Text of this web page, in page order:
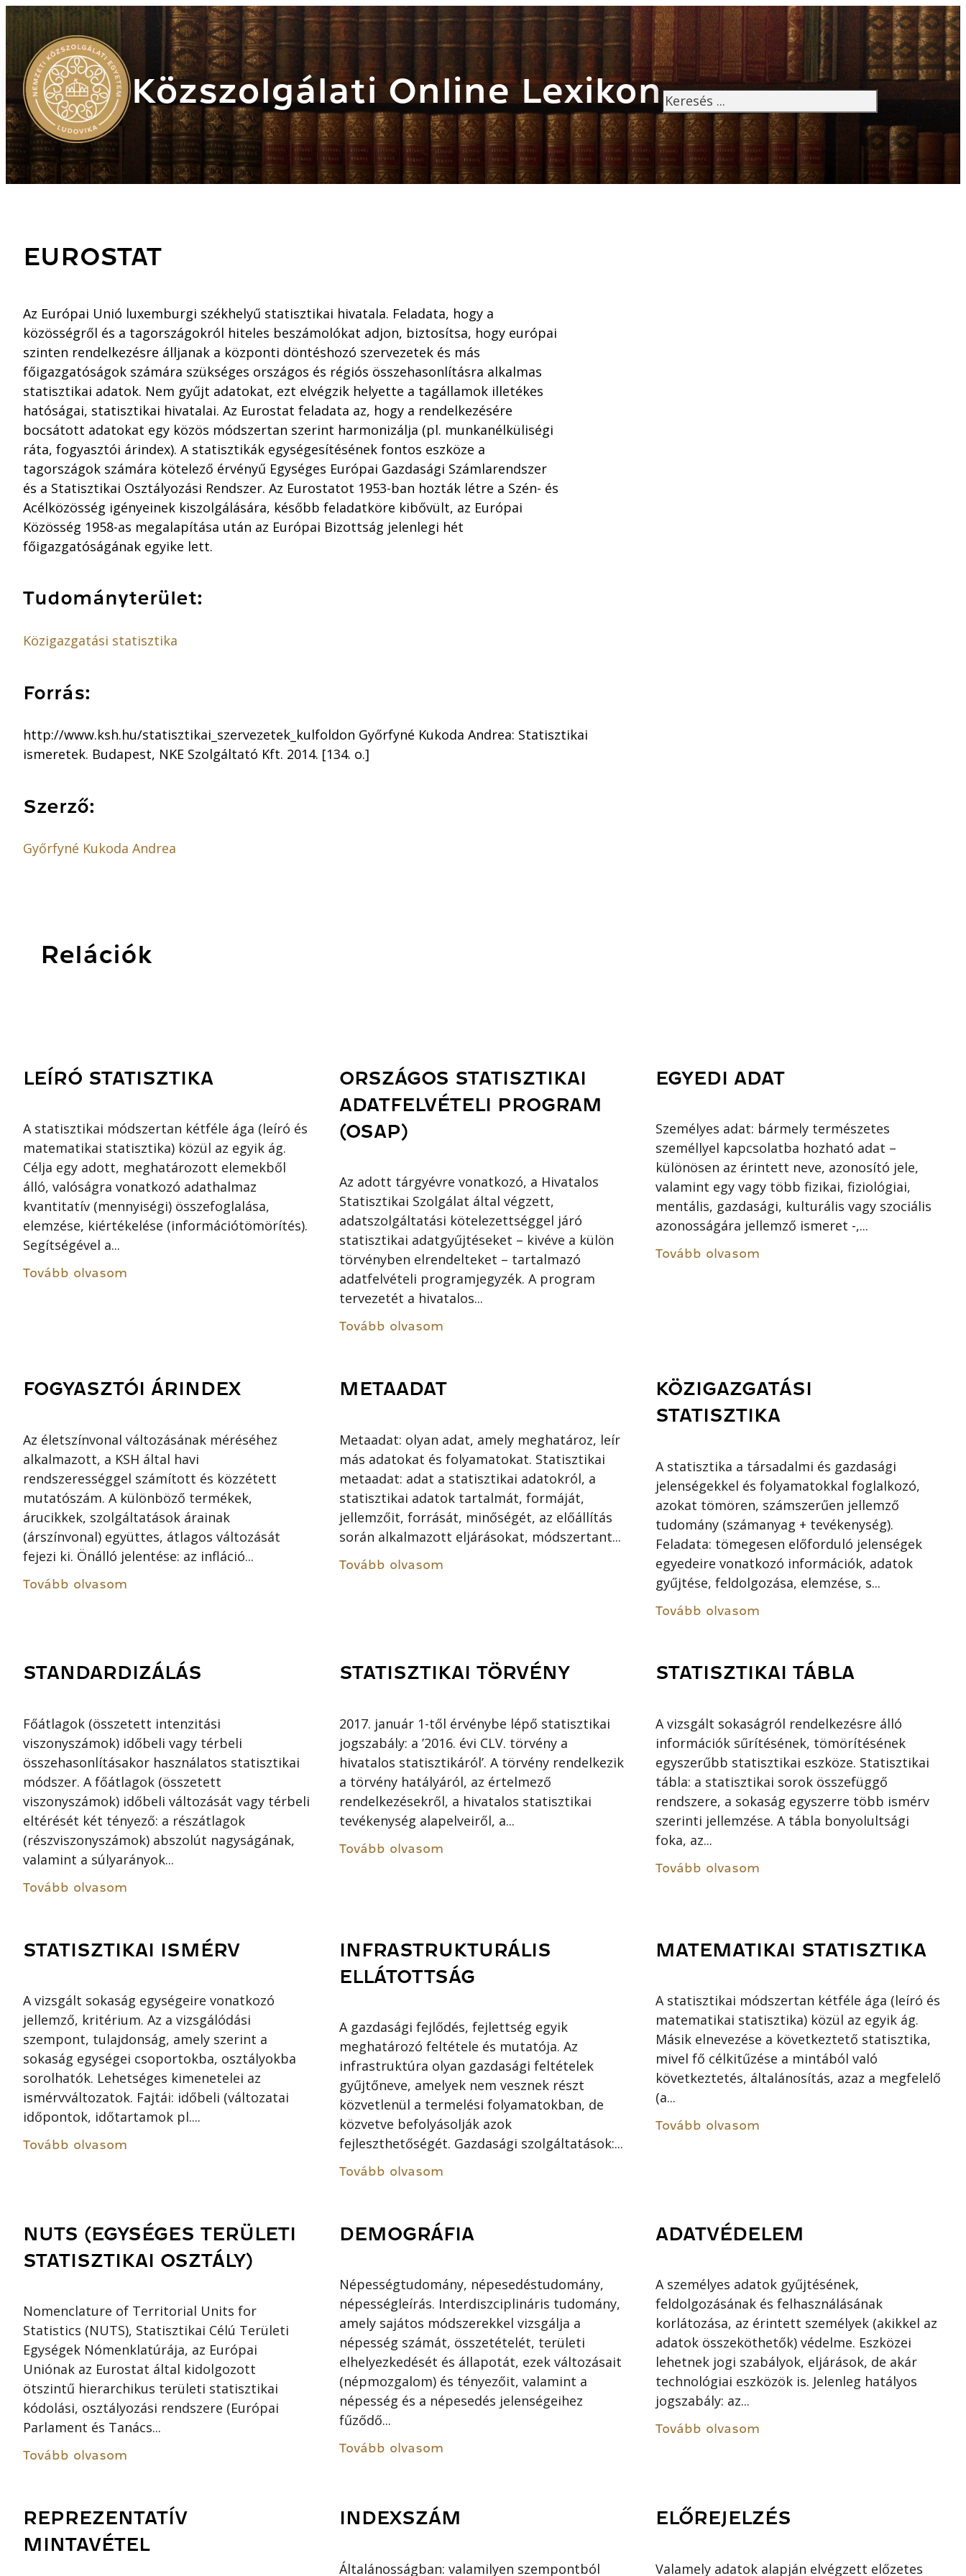
Közszolgálati Online Lexikon Keresés
EUROSTAT
Az Európai Unió luxemburgi székhelyű statisztikai hivatala. Feladata, hogy a
közösségről és a tagországokról hiteles beszámolókat adjon, biztosítsa, hogy európai
szinten rendelkezésre álljanak a központi döntéshozó szervezetek és más
főigazgatóságok számára szükséges országos és régiós összehasonlításra alkalmas
statisztikai adatok. Nem gyűjt adatokat, ezt elvégzik helyette a tagállamok illetékes
hatóságai, statisztikai hivatalai. Az Eurostat feladata az, hogy a rendelkezésére
bocsátott adatokat egy közös módszertan szerint harmonizálja (pl. munkanélküliségi
ráta, fogyasztói árindex). A statisztikák egységesítésének fontos eszköze a
tagországok számára kötelező érvényű Egységes Európai Gazdasági Számlarendszer
és a Statisztikai Osztályozási Rendszer. Az Eurostatot 1953-ban hozták létre a Szén- és
Acélközösség igényeinek kiszolgálására, később feladatköre kibővült, az Európai
Közösség 1958-as megalapítása után az Európai Bizottság jelenlegi hét
főigazgatóságának egyike lett.
Tudományterület:
Közigazgatási statisztika
Forrás:
http://www.ksh.hu/statisztikai_szervezetek_kulfoldon Győrfyné Kukoda Andrea: Statisztikai
ismeretek. Budapest, NKE Szolgáltató Kft. 2014. [134. o.]
Szerző:
Győrfyné Kukoda Andrea
Relációk
LEÍRÓ STATISZTIKA
A statisztikai módszertan kétféle ága (leíró és
matematikai statisztika) közül az egyik ág.
Célja egy adott, meghatározott elemekből
álló, valóságra vonatkozó adathalmaz
kvantitatív (mennyiségi) összefoglalása,
elemzése, kiértékelése (információtömörítés).
Segítségével a...
Tovább olvasom
ORSZÁGOS STATISZTIKAI
ADATFELVÉTELI PROGRAM
(OSAP)
Az adott tárgyévre vonatkozó, a Hivatalos
Statisztikai Szolgálat által végzett,
adatszolgáltatási kötelezettséggel járó
statisztikai adatgyűjtéseket – kivéve a külön
törvényben elrendelteket – tartalmazó
adatfelvételi programjegyzék. A program
tervezetét a hivatalos...
Tovább olvasom
EGYEDI ADAT
Személyes adat: bármely természetes
személlyel kapcsolatba hozható adat –
különösen az érintett neve, azonosító jele,
valamint egy vagy több fizikai, fiziológiai,
mentális, gazdasági, kulturális vagy szociális
azonosságára jellemző ismeret -,...
Tovább olvasom
FOGYASZTÓI ÁRINDEX
Az életszínvonal változásának méréséhez
alkalmazott, a KSH által havi
rendszerességgel számított és közzétett
mutatószám. A különböző termékek,
árucikkek, szolgáltatások árainak
(árszínvonal) együttes, átlagos változását
fejezi ki. Önálló jelentése: az infláció...
Tovább olvasom
METAADAT
Metaadat: olyan adat, amely meghatároz, leír
más adatokat és folyamatokat. Statisztikai
metaadat: adat a statisztikai adatokról, a
statisztikai adatok tartalmát, formáját,
jellemzőit, forrását, minőségét, az előállítás
során alkalmazott eljárásokat, módszertant...
Tovább olvasom
KÖZIGAZGATÁSI
STATISZTIKA
A statisztika a társadalmi és gazdasági
jelenségekkel és folyamatokkal foglalkozó,
azokat tömören, számszerűen jellemző
tudomány (számanyag + tevékenység).
Feladata: tömegesen előforduló jelenségek
egyedeire vonatkozó információk, adatok
gyűjtése, feldolgozása, elemzése, s...
Tovább olvasom
STANDARDIZÁLÁS
Főátlagok (összetett intenzitási
viszonyszámok) időbeli vagy térbeli
összehasonlításakor használatos statisztikai
módszer. A főátlagok (összetett
viszonyszámok) időbeli változását vagy térbeli
eltérését két tényező: a részátlagok
(részviszonyszámok) abszolút nagyságának,
valamint a súlyarányok...
Tovább olvasom
STATISZTIKAI TÖRVÉNY
2017. január 1-től érvénybe lépő statisztikai
jogszabály: a ’2016. évi CLV. törvény a
hivatalos statisztikáról’. A törvény rendelkezik
a törvény hatályáról, az értelmező
rendelkezésekről, a hivatalos statisztikai
tevékenység alapelveiről, a...
Tovább olvasom
STATISZTIKAI TÁBLA
A vizsgált sokaságról rendelkezésre álló
információk sűrítésének, tömörítésének
egyszerűbb statisztikai eszköze. Statisztikai
tábla: a statisztikai sorok összefüggő
rendszere, a sokaság egyszerre több ismérv
szerinti jellemzése. A tábla bonyolultsági
foka, az...
Tovább olvasom
STATISZTIKAI ISMÉRV
A vizsgált sokaság egységeire vonatkozó
jellemző, kritérium. Az a vizsgálódási
szempont, tulajdonság, amely szerint a
sokaság egységei csoportokba, osztályokba
sorolhatók. Lehetséges kimenetelei az
ismérvváltozatok. Fajtái: időbeli (változatai
időpontok, időtartamok pl....
Tovább olvasom
INFRASTRUKTURÁLIS
ELLÁTOTTSÁG
A gazdasági fejlődés, fejlettség egyik
meghatározó feltétele és mutatója. Az
infrastruktúra olyan gazdasági feltételek
gyűjtőneve, amelyek nem vesznek részt
közvetlenül a termelési folyamatokban, de
közvetve befolyásolják azok
fejleszthetőségét. Gazdasági szolgáltatások:...
Tovább olvasom
MATEMATIKAI STATISZTIKA
A statisztikai módszertan kétféle ága (leíró és
matematikai statisztika) közül az egyik ág.
Másik elnevezése a következtető statisztika,
mivel fő célkitűzése a mintából való
következtetés, általánosítás, azaz a megfelelő
(a...
Tovább olvasom
NUTS (EGYSÉGES TERÜLETI
STATISZTIKAI OSZTÁLY)
Nomenclature of Territorial Units for
Statistics (NUTS), Statisztikai Célú Területi
Egységek Nómenklatúrája, az Európai
Uniónak az Eurostat által kidolgozott
ötszintű hierarchikus területi statisztikai
kódolási, osztályozási rendszere (Európai
Parlament és Tanács...
Tovább olvasom
DEMOGRÁFIA
Népességtudomány, népesedéstudomány,
népességleírás. Interdiszciplináris tudomány,
amely sajátos módszerekkel vizsgálja a
népesség számát, összetételét, területi
elhelyezkedését és állapotát, ezek változásait
(népmozgalom) és tényezőit, valamint a
népesség és a népesedés jelenségeihez
fűződő...
Tovább olvasom
ADATVÉDELEM
A személyes adatok gyűjtésének,
feldolgozásának és felhasználásának
korlátozása, az érintett személyek (akikkel az
adatok összeköthetők) védelme. Eszközei
lehetnek jogi szabályok, eljárások, de akár
technológiai eszközök is. Jelenleg hatályos
jogszabály: az...
Tovább olvasom
REPREZENTATÍV
MINTAVÉTEL
INDEXSZÁM
Általánosságban: valamilyen szempontból
ELŐREJELZÉS
Valamely adatok alapján elvégzett előzetes